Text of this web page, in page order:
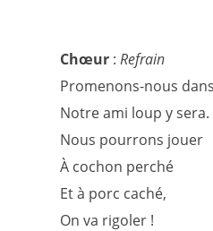
Chœur : Refrain
Promenons-nous
Notre ami loup y sera.
Nous pourrons jouer
À cochon perché
Et à porc caché,
On va rigoler !